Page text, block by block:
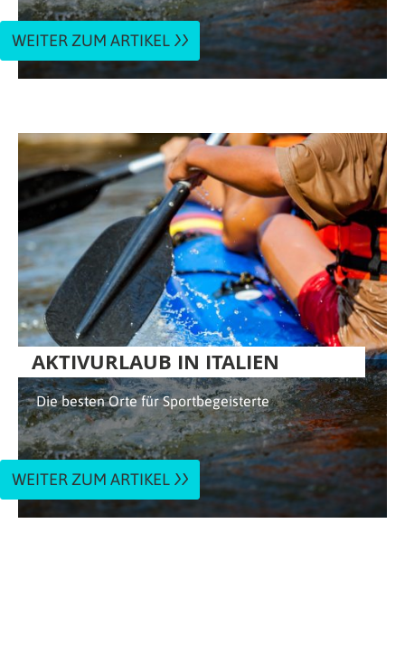
WEITER ZUM ARTIKEL
AKTIVURLAUB IN ITALIEN
Die besten Orte für Sportbegeisterte
WEITER ZUM ARTIKEL